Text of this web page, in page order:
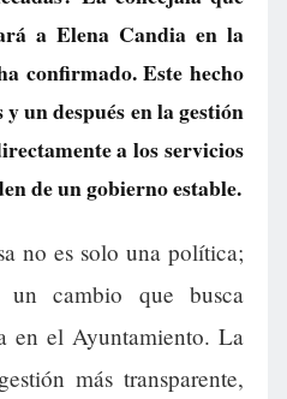
a Elena Candia en la
confirmado. Este hecho
un después en la gestión
a los servicios
de un gobierno estable.
no es solo una política;
cambio que busca
en el Ayuntamiento. La
más transparente,